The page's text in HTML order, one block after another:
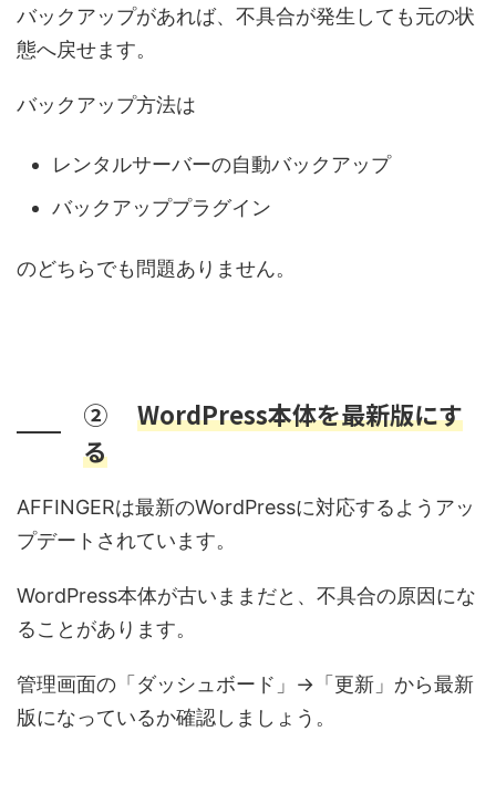
バックアップがあれば、不具合が発生しても元の状
態へ戻せます。
バックアップ方法は
レンタルサーバーの自動バックアップ
バックアッププラグイン
のどちらでも問題ありません。
② WordPress本体を最新版にす
る
AFFINGERは最新のWordPressに対応するようアッ
プデートされています。
WordPress本体が古いままだと、不具合の原因にな
ることがあります。
管理画面の「ダッシュボード」→「更新」から最新
版になっているか確認しましょう。